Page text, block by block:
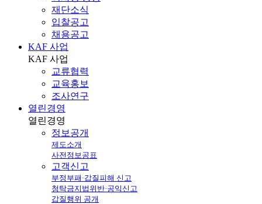
재단소식
입찰공고
채용공고
KAF 사업
KAF 사업
교류협력
교육홍보
조사연구
열린경영
열린경영
정보공개
제도소개
사전정보공표
고객신고
부정부패·갑질피해 신고
청탁금지법위반·공익신고
갑질행위 공개